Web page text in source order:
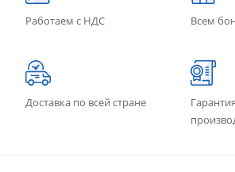
Работаем с НДС Всем
Доставка по всей стране